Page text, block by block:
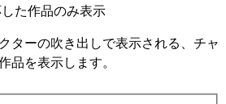
た作品のみ表示
ターの吹き出しで表示される、チャ
品を表示します。